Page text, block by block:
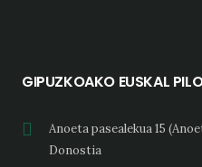
GIPUZKOAKO EUSKAL
Anoeta pasealekua 15
Donostia